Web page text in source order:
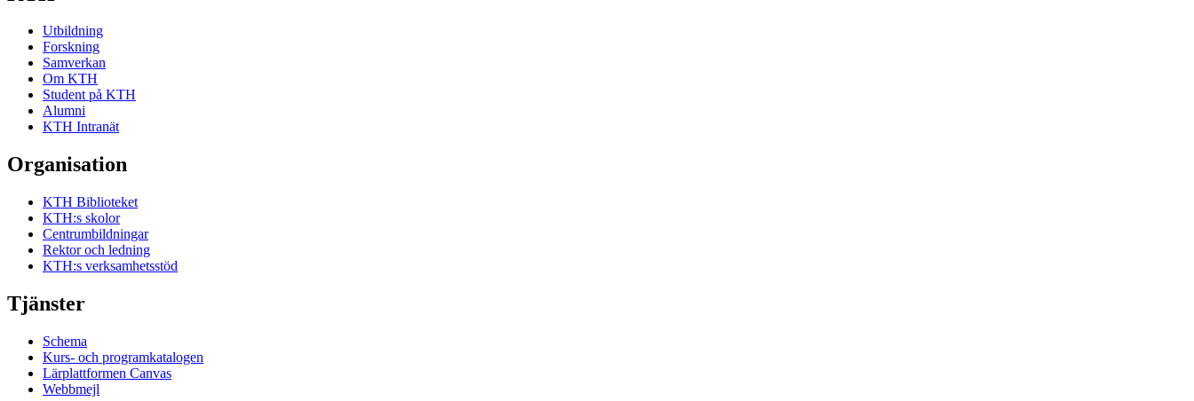
Utbildning
Forskning
Samverkan
Om KTH
Student på KTH
Alumni
KTH Intranät
Organisation
KTH Biblioteket
KTH:s skolor
Centrumbildningar
Rektor och ledning
KTH:s verksamhetsstöd
Tjänster
Schema
Kurs- och programkatalogen
Lärplattformen Canvas
Webbmejl